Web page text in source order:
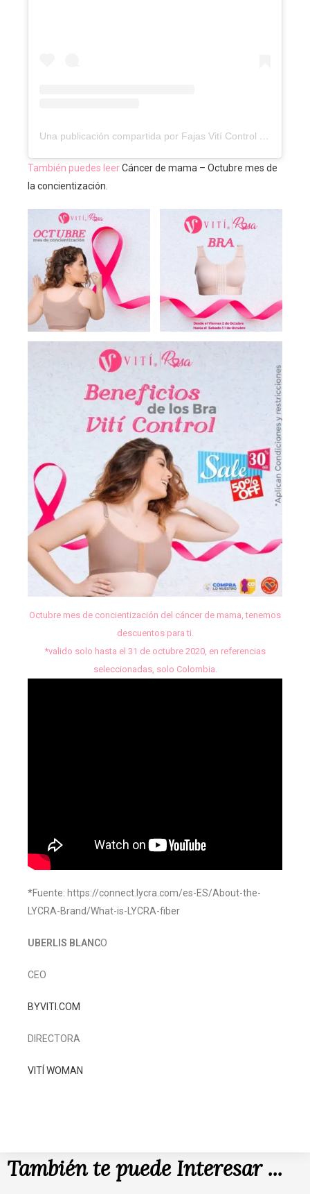
Una publicación compartida por Fajas Vití Control ®? (@viticontrol)
También puedes leerCáncer de mama – Octubre mes de
la concientización.
Octubre mes de concientización del cáncer de mama, tenemos
descuentos para ti.
*valido solo hasta el 31 de octubre 2020, en referencias
seleccionadas, solo Colombia.
*Fuente: https://connect.lycra.com/es-ES/About-the-
LYCRA-Brand/What-is-LYCRA-fiber
UBERLIS BLANCO
CEO
BYVITI.COM
DIRECTORA
VITÍ WOMAN
También te puede Interesar ...